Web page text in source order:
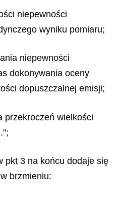
niepewności
wyniku pomiaru;
niepewności
dokonywania oceny
dopuszczalnej emisji;
przekroczeń wielkości
pkt 3 na końcu dodaje się
brzmieniu: